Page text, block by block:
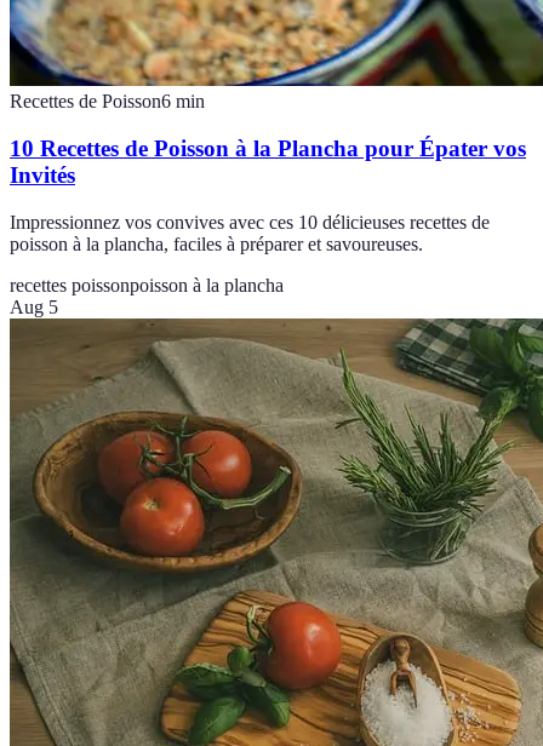
Recettes de Poisson6 min
10 Recettes de Poisson à la Plancha pour Épater vos
Invités
Impressionnez vos convives avec ces 10 délicieuses recettes de
poisson à la plancha, faciles à préparer et savoureuses.
recettes poissonpoisson à la plancha
Aug 5